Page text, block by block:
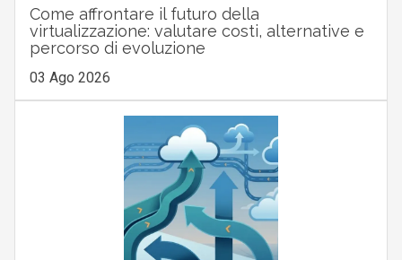
Come affrontare il futuro della
virtualizzazione: valutare costi, alternative e
percorso di evoluzione
03 Ago 2026